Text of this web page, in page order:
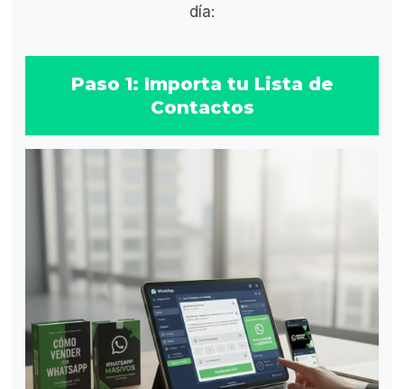
día:
Paso 1: Importa tu Lista de
Contactos